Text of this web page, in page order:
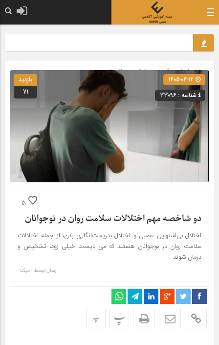
صفحه اصلی» گروه »پزشکی و روانشناسی
شناسه : 33096
بازدید
71
5
دو شاخصه مهم اختلالات سلامت روان در نوجوانان
اختلال بی‌اشتهایی عصبی و اختلال بدریخت‌انگاری بدن، از جمله اختلالات
سلامت روان در نوجوانان هستند که می بایست خیلی زود، تشخیص و
درمان شوند.
ارسال توسط : میگنا
پ پ